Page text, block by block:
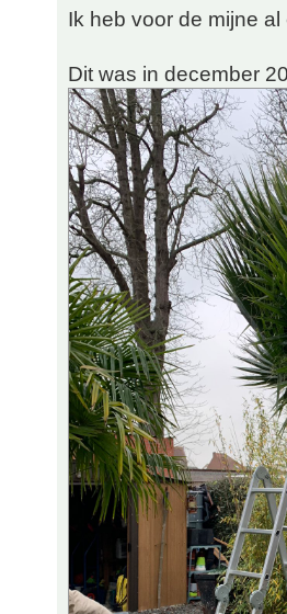
Ik heb voor de mijne
Dit was in december